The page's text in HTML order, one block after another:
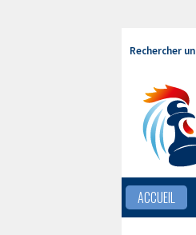
Rechercher
ACCUEIL